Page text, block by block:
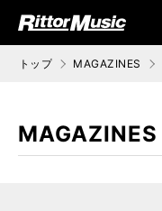
ジック (Rittor Musi
トップ MAGAZINES
MAGAZINES